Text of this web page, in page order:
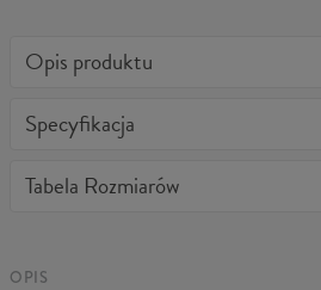
Opis produktu
Stylowa, ciepła, wygodna i bardzo
BonkersCo gwarantuje najwyższą
Specyfikacja
Przeznaczenie:Unisex
Tabela Rozmiarów
Mierzone na płasko
OPIS